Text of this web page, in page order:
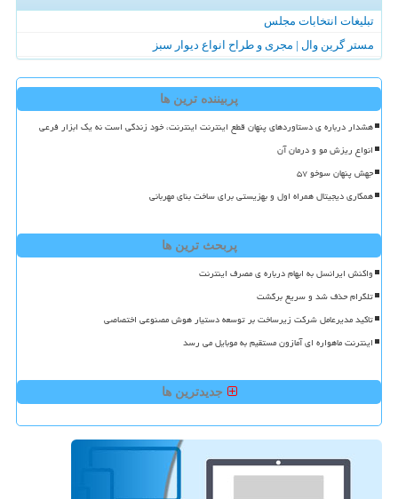
تبلیغات انتخابات مجلس
مستر گرین وال | مجری و طراح انواع دیوار سبز
پربیننده ترین ها
هشدار درباره ی دستاوردهای پنهان قطع اینترنت اینترنت، خود زندگی است نه یک ابزار فرعی
انواع ریزش مو و درمان آن
جهش پنهان سوخو ۵۷
همکاری دیجیتال همراه اول و بهزیستی برای ساخت بنای مهربانی
پربحث ترین ها
واکنش ایرانسل به ابهام درباره ی مصرف اینترنت
تلگرام حذف شد و سریع برگشت
تاکید مدیرعامل شرکت زیرساخت بر توسعه دستیار هوش مصنوعی اختصاصی
اینترنت ماهواره ای آمازون مستقیم به موبایل می رسد
جدیدترین ها